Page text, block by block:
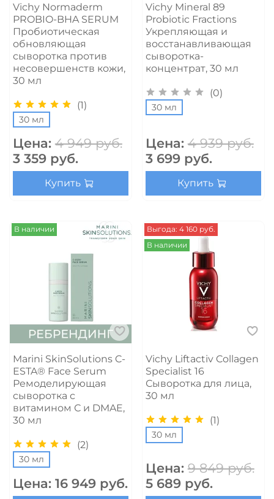
Vichy Normaderm
PROBIO-BHA SERUM
Пробиотическая
обновляющая
сыворотка против
несовершенств кожи,
30 мл
(1)
30 мл
Цена: 4 949 руб.
3 359 руб.
Купить
Vichy Mineral 89
Probiotic Fractions
Укрепляющая и
восстанавливающая
сыворотка-
концентрат, 30 мл
(0)
30 мл
Цена: 4 939 руб.
3 699 руб.
Купить
В наличии
Marini SkinSolutions C-
ESTA® Face Serum
Ремоделирующая
сыворотка с
витамином С и DMAE,
30 мл
(2)
30 мл
Цена: 16 949 руб.
Выгода: 4 160 руб.
В наличии
Vichy Liftactiv Collagen
Specialist 16
Сыворотка для лица,
30 мл
(1)
30 мл
Цена: 9 849 руб.
5 689 руб.